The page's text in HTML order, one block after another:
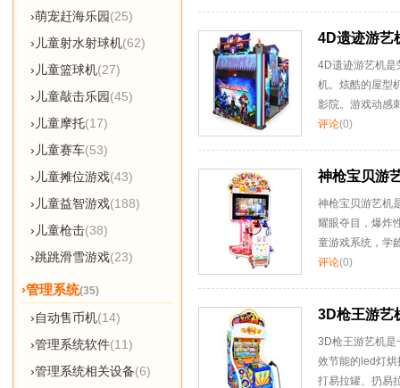
›萌宠赶海乐园(25)
›儿童射水射球机(62)
›儿童篮球机(27)
›儿童敲击乐园(45)
›儿童摩托(17)
›儿童赛车(53)
›儿童摊位游戏(43)
›儿童益智游戏(188)
›儿童枪击(38)
›跳跳滑雪游戏(23)
›管理系统(35)
›自动售币机(14)
›管理系统软件(11)
›管理系统相关设备(6)
4D遗迹游艺
4D遗迹游艺机是
机。炫酷的屋型
影院。游戏动感
评论(0)
神枪宝贝游
神枪宝贝游艺机
耀眼夺目，爆炸
童游戏系统，学
评论(0)
3D枪王游艺
3D枪王游艺机是
效节能的led灯
打易拉罐、扔易